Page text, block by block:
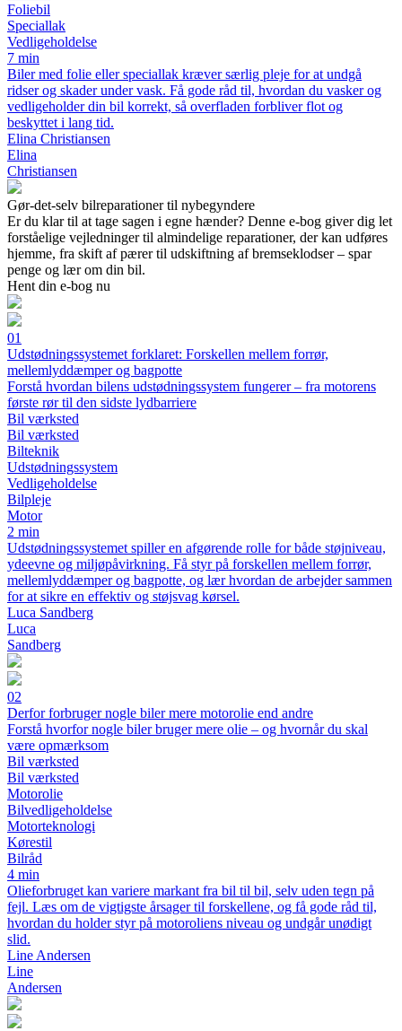
Foliebil
Speciallak
Vedligeholdelse
7 min
Biler med folie eller speciallak kræver særlig pleje for at undgå
ridser og skader under vask. Få gode råd til, hvordan du vasker og
vedligeholder din bil korrekt, så overfladen forbliver flot og
beskyttet i lang tid.
Elina Christiansen
Elina
Christiansen
Gør-det-selv bilreparationer til nybegyndere
Er du klar til at tage sagen i egne hænder? Denne e-bog giver dig let
forståelige vejledninger til almindelige reparationer, der kan udføres
hjemme, fra skift af pærer til udskiftning af bremseklodser – spar
penge og lær om din bil.
Hent din e-bog nu
01
Udstødningssystemet forklaret: Forskellen mellem forrør,
mellemlyddæmper og bagpotte
Forstå hvordan bilens udstødningssystem fungerer – fra motorens
første rør til den sidste lydbarriere
Bil værksted
Bil værksted
Bilteknik
Udstødningssystem
Vedligeholdelse
Bilpleje
Motor
2 min
Udstødningssystemet spiller en afgørende rolle for både støjniveau,
ydeevne og miljøpåvirkning. Få styr på forskellen mellem forrør,
mellemlyddæmper og bagpotte, og lær hvordan de arbejder sammen
for at sikre en effektiv og støjsvag kørsel.
Luca Sandberg
Luca
Sandberg
02
Derfor forbruger nogle biler mere motorolie end andre
Forstå hvorfor nogle biler bruger mere olie – og hvornår du skal
være opmærksom
Bil værksted
Bil værksted
Motorolie
Bilvedligeholdelse
Motorteknologi
Kørestil
Bilråd
4 min
Olieforbruget kan variere markant fra bil til bil, selv uden tegn på
fejl. Læs om de vigtigste årsager til forskellene, og få gode råd til,
hvordan du holder styr på motoroliens niveau og undgår unødigt
slid.
Line Andersen
Line
Andersen